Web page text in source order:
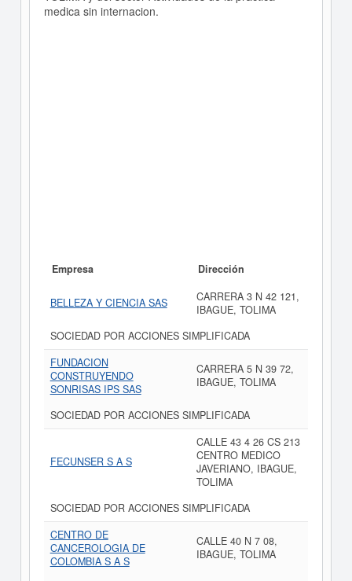
medica sin internacion.
Empresa Dirección
BELLEZA Y CIENCIA SAS
CARRERA 3 N 42 121,
IBAGUE, TOLIMA
SOCIEDAD POR ACCIONES SIMPLIFICADA
FUNDACION
CONSTRUYENDO
SONRISAS IPS SAS
CARRERA 5 N 39 72,
IBAGUE, TOLIMA
SOCIEDAD POR ACCIONES SIMPLIFICADA
FECUNSER S A S
CALLE 43 4 26 CS 213
CENTRO MEDICO
JAVERIANO, IBAGUE,
TOLIMA
SOCIEDAD POR ACCIONES SIMPLIFICADA
CENTRO DE
CANCEROLOGIA DE
COLOMBIA S A S
CALLE 40 N 7 08,
IBAGUE, TOLIMA